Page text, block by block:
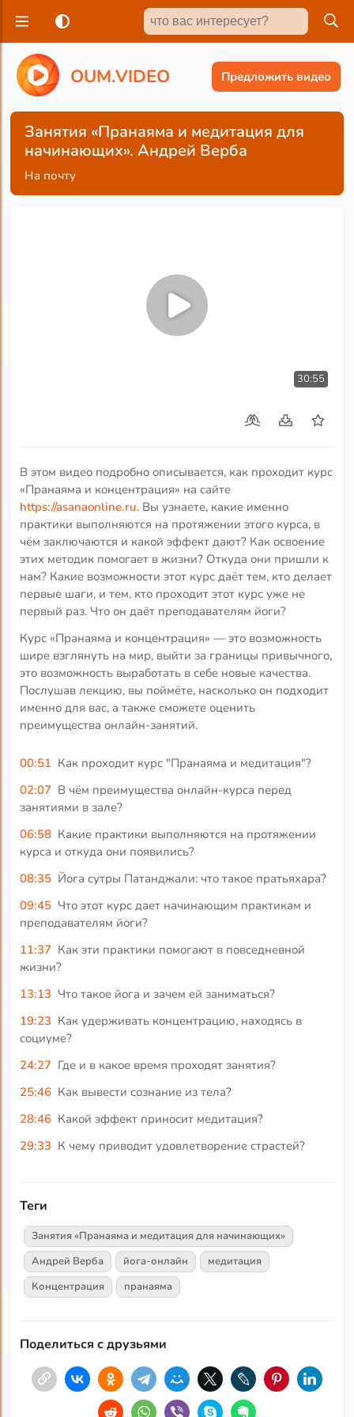
OUM.VIDEO Предложить видео
Занятия «Пранаяма и медитация для
начинающих». Андрей Верба
На почту
30:55
В этом видео подробно описывается, как проходит курс
«Пранаяма и концентрация» на сайте
https://asanaonline.ru. Вы узнаете, какие именно
практики выполняются на протяжении этого курса, в
чём заключаются и какой эффект дают? Как освоение
этих методик помогает в жизни? Откуда они пришли к
нам? Какие возможности этот курс даёт тем, кто делает
первые шаги, и тем, кто проходит этот курс уже не
первый раз. Что он даёт преподавателям йоги?
Курс «Пранаяма и концентрация» — это возможность
шире взглянуть на мир, выйти за границы привычного,
это возможность выработать в себе новые качества.
Послушав лекцию, вы поймёте, насколько он подходит
именно для вас, а также сможете оценить
преимущества онлайн-занятий.
00:51 Как проходит курс "Пранаяма и медитация"?
02:07 В чём преимущества онлайн-курса перед
занятиями в зале?
06:58 Какие практики выполняются на протяжении
курса и откуда они появились?
08:35 Йога сутры Патанджали: что такое пратьяхара?
09:45 Что этот курс дает начинающим практикам и
преподавателям йоги?
11:37 Как эти практики помогают в повседневной
жизни?
13:13 Что такое йога и зачем ей заниматься?
19:23 Как удерживать концентрацию, находясь в
социуме?
24:27 Где и в какое время проходят занятия?
25:46 Как вывести сознание из тела?
28:46 Какой эффект приносит медитация?
29:33 К чему приводит удовлетворение страстей?
Теги
Занятия «Пранаяма и медитация для начинающих»
Андрей Верба
йога-онлайн
медитация
Концентрация
пранаяма
Поделиться с друзьями